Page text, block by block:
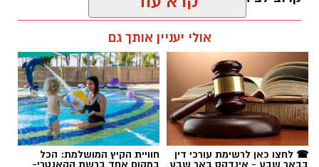
תגים:פרופ' אביב גולדברט
אולי יעניין אותך גם
☎ לחצו כאן לרשימת עורכי דין
בבאר שבע - אינדקס באר שבע
חוויית הקיץ המושלמת: הכל
במקום אחד ברשת הקאנטרי-